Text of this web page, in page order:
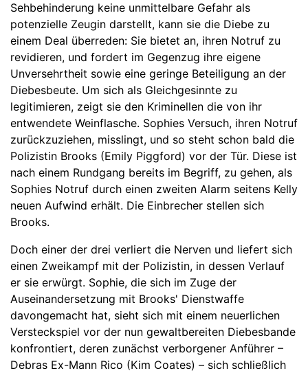
Sehbehinderung keine unmittelbare Gefahr als
potenzielle Zeugin darstellt, kann sie die Diebe zu
einem Deal überreden: Sie bietet an, ihren Notruf zu
revidieren, und fordert im Gegenzug ihre eigene
Unversehrtheit sowie eine geringe Beteiligung an der
Diebesbeute. Um sich als Gleichgesinnte zu
legitimieren, zeigt sie den Kriminellen die von ihr
entwendete Weinflasche. Sophies Versuch, ihren Notruf
zurückzuziehen, misslingt, und so steht schon bald die
Polizistin Brooks (Emily Piggford) vor der Tür. Diese ist
nach einem Rundgang bereits im Begriff, zu gehen, als
Sophies Notruf durch einen zweiten Alarm seitens Kelly
neuen Aufwind erhält. Die Einbrecher stellen sich
Brooks.
Doch einer der drei verliert die Nerven und liefert sich
einen Zweikampf mit der Polizistin, in dessen Verlauf
er sie erwürgt. Sophie, die sich im Zuge der
Auseinandersetzung mit Brooks' Dienstwaffe
davongemacht hat, sieht sich mit einem neuerlichen
Versteckspiel vor der nun gewaltbereiten Diebesbande
konfrontiert, deren zunächst verborgener Anführer –
Debras Ex-Mann Rico (Kim Coates) – sich schließlich